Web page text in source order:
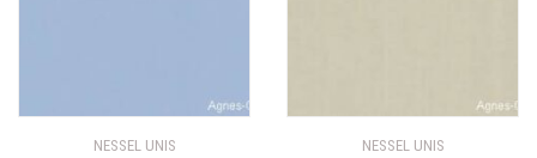
NESSEL UNIS NESSEL UNIS